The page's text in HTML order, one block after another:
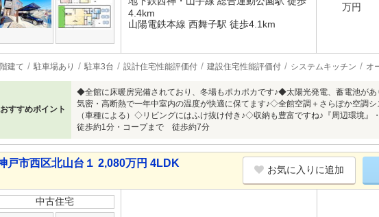
4.4km
山陽電鉄本線 西舞子駅 徒歩4.1km
万円
建て 駐車場あり 駐車3台 設計住宅性能評価付 建設住宅性能評価付 システムキッチン オ
おすすめポイント
◆全館に床暖房完備されており、冬場もポカポカです♪◆太陽光発電、蓄電池が
気密・高断熱で一年中室内の温度が快適に保てます♪◇全館空調＋さらぽか空調
（車種による）◇リビングにはふけ抜け付き♪◇収納も豊富ですね♪『周辺環境
徒歩約1分・コープまで 徒歩約7分
戸市西区北山台１ 2,080万円 4LDK
お気に入りに追加
中古住宅